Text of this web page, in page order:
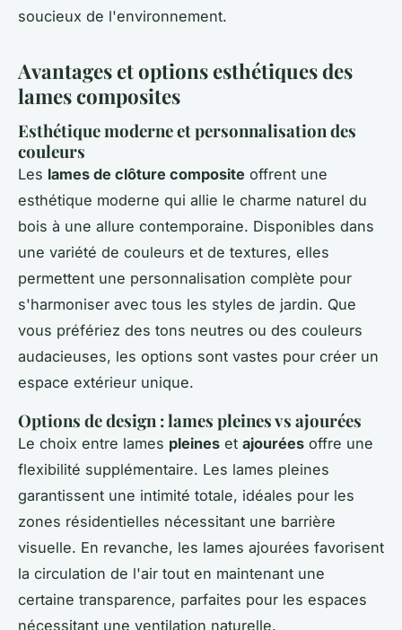
soucieux de l'environnement.
Avantages et options esthétiques des
lames composites
Esthétique moderne et personnalisation des
couleurs
Les lames de clôture composite offrent une
esthétique moderne qui allie le charme naturel du
bois à une allure contemporaine. Disponibles dans
une variété de couleurs et de textures, elles
permettent une personnalisation complète pour
s'harmoniser avec tous les styles de jardin. Que
vous préfériez des tons neutres ou des couleurs
audacieuses, les options sont vastes pour créer un
espace extérieur unique.
Options de design : lames pleines vs ajourées
Le choix entre lames pleines et ajourées offre une
flexibilité supplémentaire. Les lames pleines
garantissent une intimité totale, idéales pour les
zones résidentielles nécessitant une barrière
visuelle. En revanche, les lames ajourées favorisent
la circulation de l'air tout en maintenant une
certaine transparence, parfaites pour les espaces
nécessitant une ventilation naturelle.